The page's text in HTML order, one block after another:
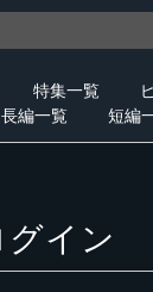
特集一覧
長編一覧 短編
グイン